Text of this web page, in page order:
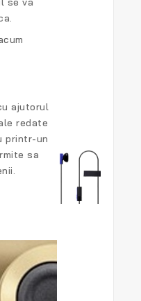
ajutorul
redate
printr-un
sa